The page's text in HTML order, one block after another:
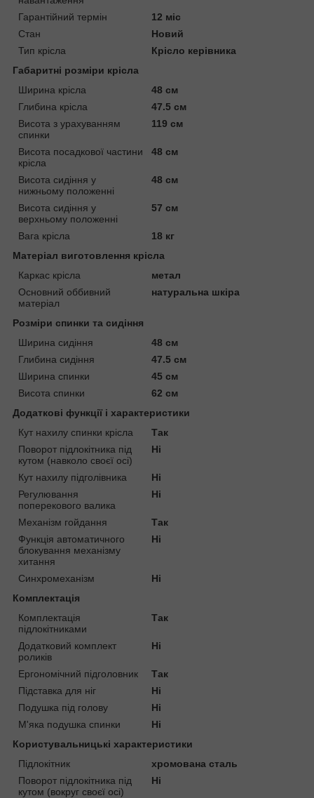
Гарантійний термін
12 міс
Стан
Новий
Тип крісла
Крісло керівника
Габаритні розміри крісла
Ширина крісла
48 см
Глибина крісла
47.5 см
Висота з урахуванням
спинки
119 см
Висота посадкової частини
крісла
48 см
Висота сидіння у
нижньому положенні
48 см
Висота сидіння у
верхньому положенні
57 см
Вага крісла
18 кг
Матеріал виготовлення крісла
Каркас крісла
метал
Основний оббивний
матеріал
натуральна шкіра
Розміри спинки та сидіння
Ширина сидіння
48 см
Глибина сидіння
47.5 см
Ширина спинки
45 см
Висота спинки
62 см
Додаткові функції і характеристики
Кут нахилу спинки крісла
Так
Поворот підлокітника під
кутом (навколо своєї осі)
Ні
Кут нахилу підголівника
Ні
Регулювання
поперекового валика
Ні
Механізм гойдання
Так
Функція автоматичного
блокування механізму
хитання
Ні
Синхромеханізм
Ні
Комплектація
Комплектація
підлокітниками
Так
Додатковий комплект
роликів
Ні
Ергономічний підголовник
Так
Підставка для ніг
Ні
Подушка під голову
Ні
М'яка подушка спинки
Ні
Користувальницькі характеристики
Підлокітник
хромована сталь
Поворот підлокітника під
кутом (вокруг своєї осі)
Ні